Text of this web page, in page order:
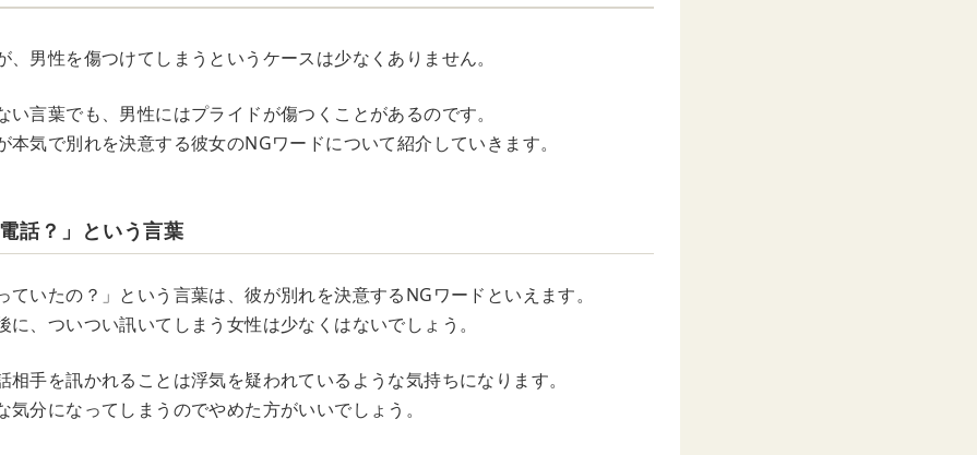
、男性を傷つけてしまうというケースは少なくありません。
い言葉でも、男性にはプライドが傷つくことがあるのです。
本気で別れを決意する彼女のNGワードについて紹介していきます。
話？」という言葉
ていたの？」という言葉は、彼が別れを決意するNGワードといえます。
に、ついつい訊いてしまう女性は少なくはないでしょう。
相手を訊かれることは浮気を疑われているような気持ちになります。
気分になってしまうのでやめた方がいいでしょう。